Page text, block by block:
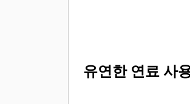
유연한 연료 사